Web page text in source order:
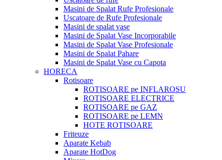
Masini de Spalat Rufe Profesionale
Uscatoare de Rufe Profesionale
Masini de spalat vase
Masini de Spalat Vase Incorporabile
Masini de Spalat Vase Profesionale
Masini de Spalat Pahare
Masini de Spalat Vase cu Capota
HORECA
Rotisoare
ROTISOARE pe INFLAROSU
ROTISOARE ELECTRICE
ROTISOARE pe GAZ
ROTISOARE pe LEMN
HOTE ROTISOARE
Friteuze
Aparate Kebab
Aparate HotDog